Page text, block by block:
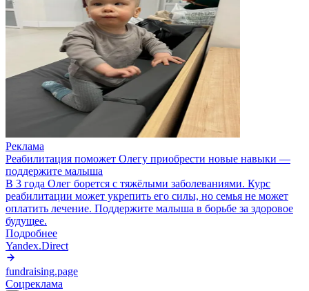
Реклама
Реабилитация поможет Олегу приобрести новые навыки —
поддержите малыша
В 3 года Олег борется с тяжёлыми заболеваниями. Курс
реабилитации может укрепить его силы, но семья не может
оплатить лечение. Поддержите малыша в борьбе за здоровое
будущее.
Подробнее
Yandex.Direct
fundraising.page
Соцреклама